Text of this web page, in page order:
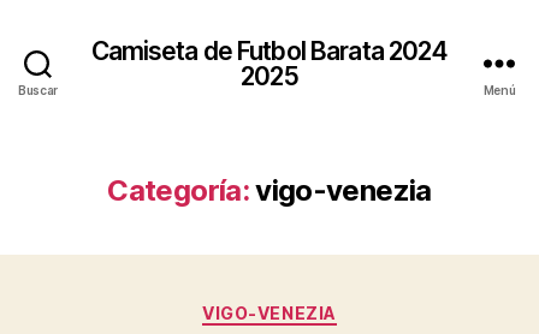
Buscar
Camiseta de Futbol Barata 2024
2025
Menú
Categoría:vigo-venezia
Categorías
VIGO-VENEZIA